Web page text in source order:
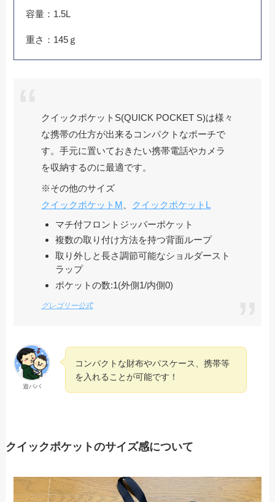
容量：1.5L
重さ：145ｇ
クイックポケットS(QUICK POCKET S)は様々
な携帯の仕方が出来るコンパクトなポーチで
す。手元に置いておきたい携帯電話やカメラ
を収納するのに最適です。
※その他のサイズ
クイックポケットM
クイックポケットL
マチ付フロントジッパーポケット
複数の取り付け方法を持つ背面ループ
取り外しと長さ調節可能なショルダースト
ラップ
ポケットの数:1(外側1/内側0)
グレゴリー公式
遊パパ
コンパクトな財布やパスケース、携帯等
を入れることが可能です！
クイックポケットのサイズ感について